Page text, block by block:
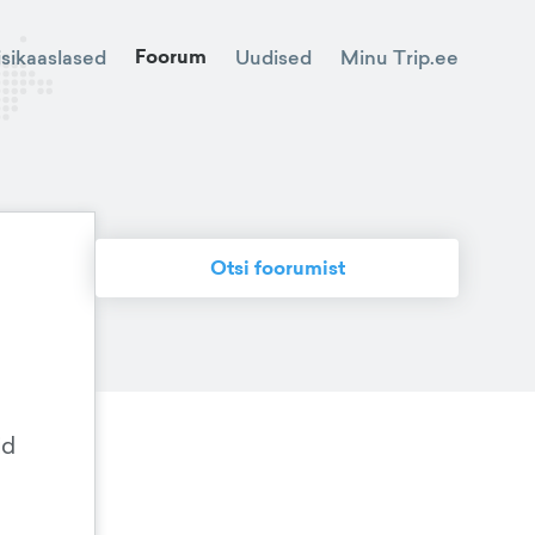
Foorum Uudised Minu Trip.ee
Otsi foorumist